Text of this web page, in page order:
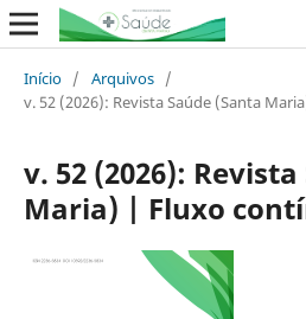
Início / Arquivos /
v. 52 (2026): Revista Saúde (Santa
v. 52 (2026):
Maria) | Fluxo